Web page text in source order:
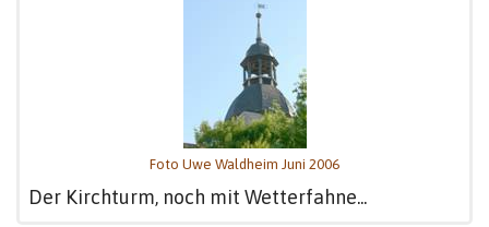
Foto Uwe Waldheim Juni 2006
Der Kirchturm, noch mit Wetterfahne...